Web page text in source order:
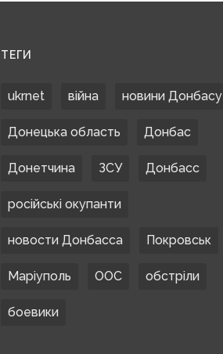
ТЕГИ
ukrnet війна новини Донбасу
Донецька область Донбас
Донетчина ЗСУ Донбасс
російські окупанти
новости Донбасса Покровськ
Маріуполь ООС обстріли
боевики